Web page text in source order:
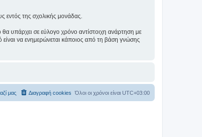
εντός της σχολικής μονάδας.
υπάρχει σε εύλογο χρόνο αντίστοιχη ανάρτηση με
να ενημερώνεται κάποιος από τη βάση γνώσης
Όλοι οι χρόνοι είναι UTC+03:00
Διαγραφή cookies
μας